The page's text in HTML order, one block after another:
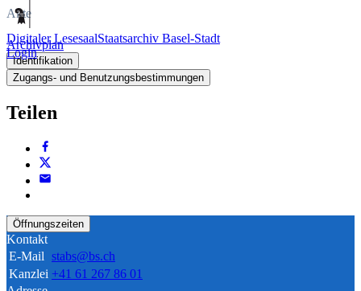
Digitaler LesesaalStaatsarchiv Basel-Stadt
Login
Akte
Archivplan
Identifikation
Zugangs- und Benutzungsbestimmungen
Teilen
Öffnungszeiten
Kontakt
E-Mail stabs@bs.ch
Kanzlei +41 61 267 86 01